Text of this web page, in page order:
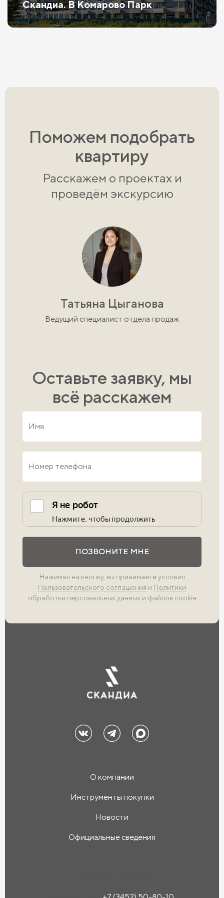
Скандиа. В Комарово Парк
Поможем подобрать
квартиру
Расскажем о проектах и
проведём экскурсию
Татьяна Цыганова
Ведущий специалист отдела продаж
Оставьте заявку, мы
всё расскажем
ПОЗВОНИТЕ МНЕ
Нажимая на кнопку, вы принимаете условия
Пользовательского соглашения и Политики
обработки персональных данных и файлов cookie
О компании
Инструменты покупки
Новости
Официальные сведения